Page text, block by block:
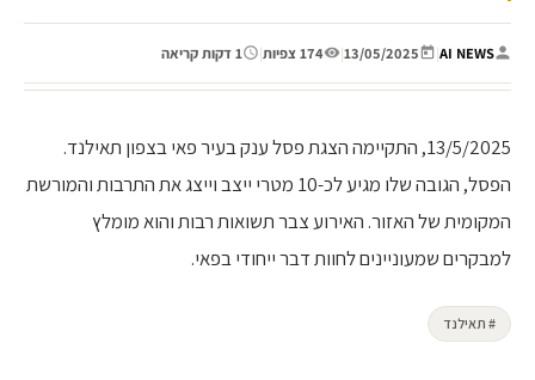
AI NEWS
|
13/05/2025
| 174 צפיות | 1 דקות קריאה
13/5/2025, התקיימה הצגת פסל ענק בעיר פאי בצפון תאילנד.
הפסל, הגובה שלו מגיע לכ-10 מטרי ייצב וייצג את התרבות והמורשת
המקומית של האזור. האירוע צבר תשואות רבות והוא מומלץ
למבקרים שמעוניינים לחוות דבר ייחודי בפאי.
# תאילנד